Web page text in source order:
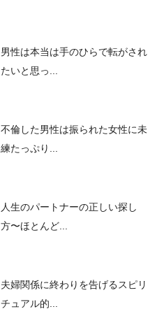
男性は本当は手のひらで転がされ
たいと思っ...
不倫した男性は振られた女性に未
練たっぷり...
人生のパートナーの正しい探し
方〜ほとんど...
夫婦関係に終わりを告げるスピリ
チュアル的...